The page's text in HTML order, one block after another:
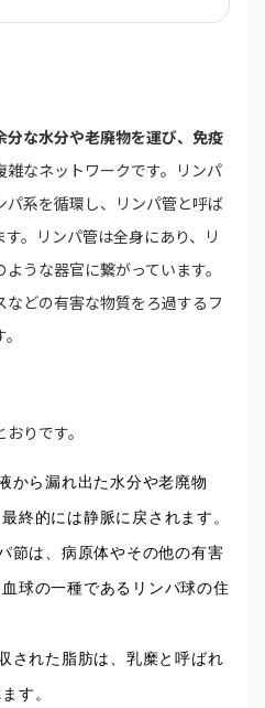
分な水分や老廃物を運び、免疫
雑なネットワークです。リンパ
系を循環し、リンパ管と呼ば
。リンパ管は全身にあり、リ
うな器官に繋がっています。
などの有害な物質をろ過するフ
りです。
から漏れ出た水分や老廃物
終的には静脈に戻されます。
節は、病原体やその他の有害
球の一種であるリンパ球の住
された脂肪は、乳糜と呼ばれ
す。